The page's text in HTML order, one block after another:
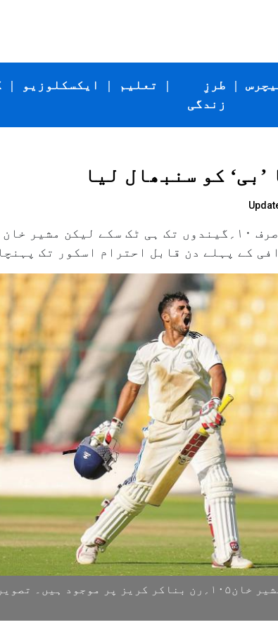
| ایکسکلوزیو | تعلیم |
طرزِ
زندگی
|
کو سنبھال لیا
رشبھ پنت ریڈ بال کرکٹ کی واپسی کے ساتھ صرف ۱۰؍گیندوں تک ہی
کے پہلے دن قابل احترام اسکور تک
انڈیا ’بی‘ کے بلے بازمشیر خان۱۰۵؍رن بناکر کریز پر موجود ہیں۔